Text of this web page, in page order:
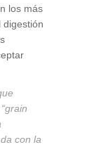
los más
digestión
con la